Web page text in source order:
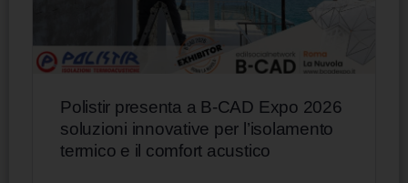
Polistir presenta a B-CAD Expo 2026
soluzioni innovative per l’isolamento
termico e il comfort acustico